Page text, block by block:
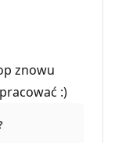
znowu
:)